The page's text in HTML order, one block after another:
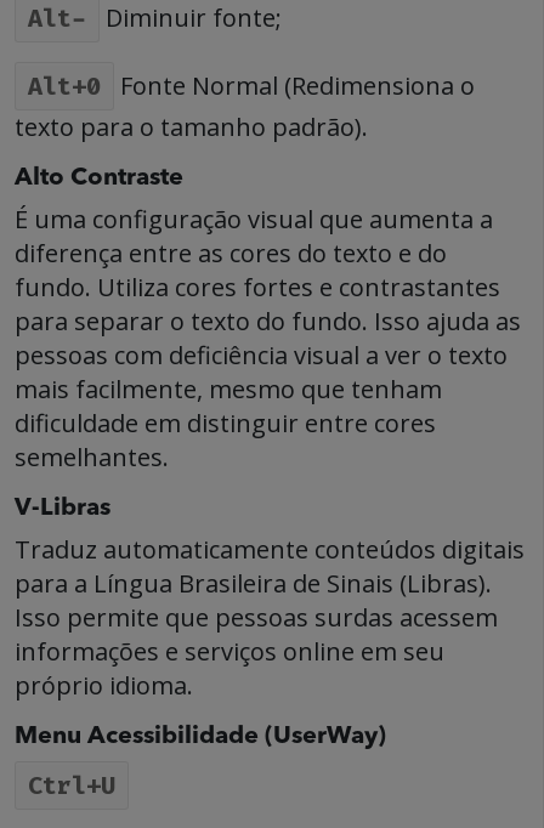
Alt- Diminuir fonte;
Alt+0
Fonte Normal (Redimensiona o
texto para o tamanho padrão).
Alto Contraste
É uma configuração visual que aumenta a
diferença entre as cores do texto e do
fundo. Utiliza cores fortes e contrastantes
para separar o texto do fundo. Isso ajuda as
pessoas com deficiência visual a ver o texto
mais facilmente, mesmo que tenham
dificuldade em distinguir entre cores
semelhantes.
V-Libras
Traduz automaticamente conteúdos digitais
para a Língua Brasileira de Sinais (Libras).
Isso permite que pessoas surdas acessem
informações e serviços online em seu
próprio idioma.
Menu Acessibilidade (UserWay)
Ctrl+U